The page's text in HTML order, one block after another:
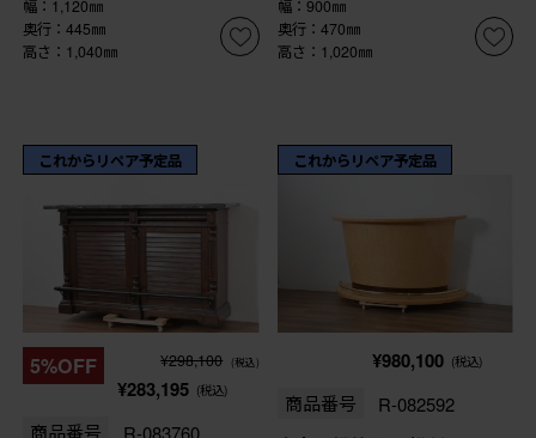
幅：1,120㎜
奥行：445㎜
高さ：1,040㎜
幅：900㎜
奥行：470㎜
高さ：1,020㎜
これからリペア予定品
5%OFF ¥298,100 (税込)
¥283,195 (税込)
商品番号 R-083760
これからリペア予定品
¥980,100 (税込)
商品番号 R-082592